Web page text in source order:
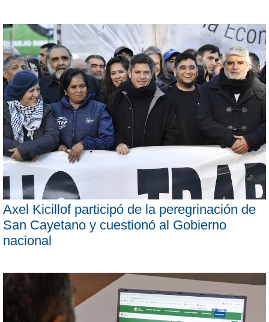
Axel Kicillof participó de la peregrinación de
San Cayetano y cuestionó al Gobierno
nacional